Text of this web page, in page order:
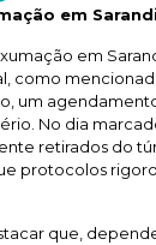
em Sarandi
em
como
um
No dia
retirados do
protocolos
que,